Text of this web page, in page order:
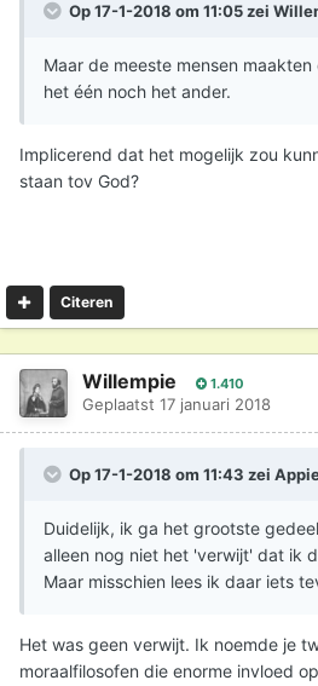
Op 17-1-2018 om 11:05 zei
Maar de meeste mensen
het één noch het ander.
Implicerend dat het mogelijk zou
staan tov God?
Citeren
Willempie 1.410
Geplaatst 17 januari 2018
Op 17-1-2018 om 11:43 zei
Duidelijk, ik ga het grootste
alleen nog niet het 'verwijt' dat ik
Maar misschien lees ik daar iets
Het was geen verwijt. Ik noemde je
moraalfilosofen die enorme invloed